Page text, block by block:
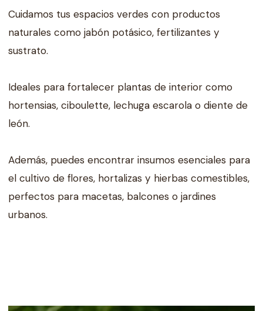
Cuidamos tus espacios verdes con productos
naturales como jabón potásico, fertilizantes y
sustrato.
Ideales para fortalecer plantas de interior como
hortensias, ciboulette, lechuga escarola o diente de
león.
Además, puedes encontrar insumos esenciales para
el cultivo de flores, hortalizas y hierbas comestibles,
perfectos para macetas, balcones o jardines
urbanos.